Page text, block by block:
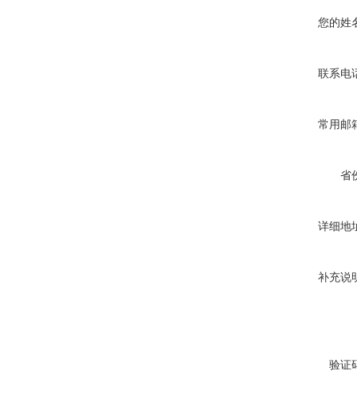
您的姓
联系电
常用邮
省
详细地
补充说
验证